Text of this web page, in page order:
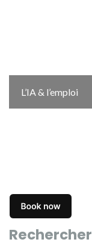
L’IA & l’emploi
Rechercher